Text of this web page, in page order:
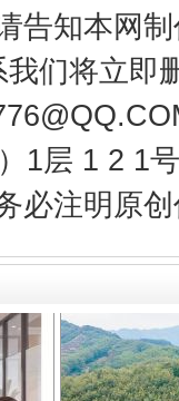
告知本网
们将立即
1层 1 2 1
必注明原
一